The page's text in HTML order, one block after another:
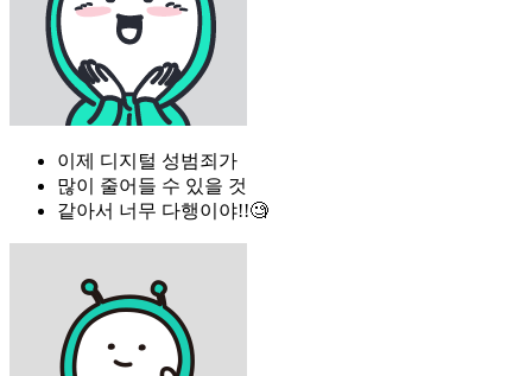
이제 디지털 성범죄가
많이 줄어들 수 있을 것
같아서 너무 다행이야!!🧐